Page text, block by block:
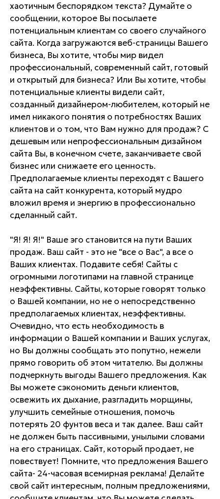
хаотичным беспорядком текста? Думайте о
сообщении, которое Вы посылаете
потенциальным клиентам со своего случайного
сайта. Когда загружаются веб-страницы Вашего
бизнеса, Вы хотите, чтобы мир видел
профессиональный, современный сайт, готовый
и открытый для бизнеса? Или Вы хотите, чтобы
потенциальные клиенты видели сайт,
созданный дизайнером-любителем, который не
имел никакого понятия о потребностях Ваших
клиентов и о том, что Вам нужно для продаж? С
дешевым или непрофессиональным дизайном
сайта Вы, в конечном счете, заканчиваете свой
бизнес или снижаете его ценность.
Предполагаемые клиенты переходят с Вашего
сайта на сайт конкурента, который мудро
вложил время и энергию в профессионально
сделанный сайт.
"Я! Я! Я!" Ваше эго становится на пути Ваших
продаж. Ваш сайт - это не "все о Вас", а все о
Ваших клиентах. Подавите себя! Сайты с
огромными логотипами на главной странице
неэффективны. Сайты, которые говорят только
о Вашей компании, но не о непосредственно
предполагаемых клиентах, неэффективны.
Очевидно, что есть необходимость в
информации о Вашей компании и Ваших услугах,
но Вы должны сообщать это попутно, нежели
прямо говорить об этом читателю. Вы должны
подчеркнуть выгоды Вашего предложения. Как
Вы можете сэкономить деньги клиентов,
освежить их дыхание, разгладить морщины,
улучшить семейные отношения, помочь
потерять 20 фунтов веса и так далее. Ваш сайт
не должен быть пассивными, унылыми словами
на его страницах. Сайт, который продает, не
повествует! Помните, что предложения Вашего
сайта- 24-часовая всемирная реклама! Делайте
свой сайт интересным, полным предложениями,